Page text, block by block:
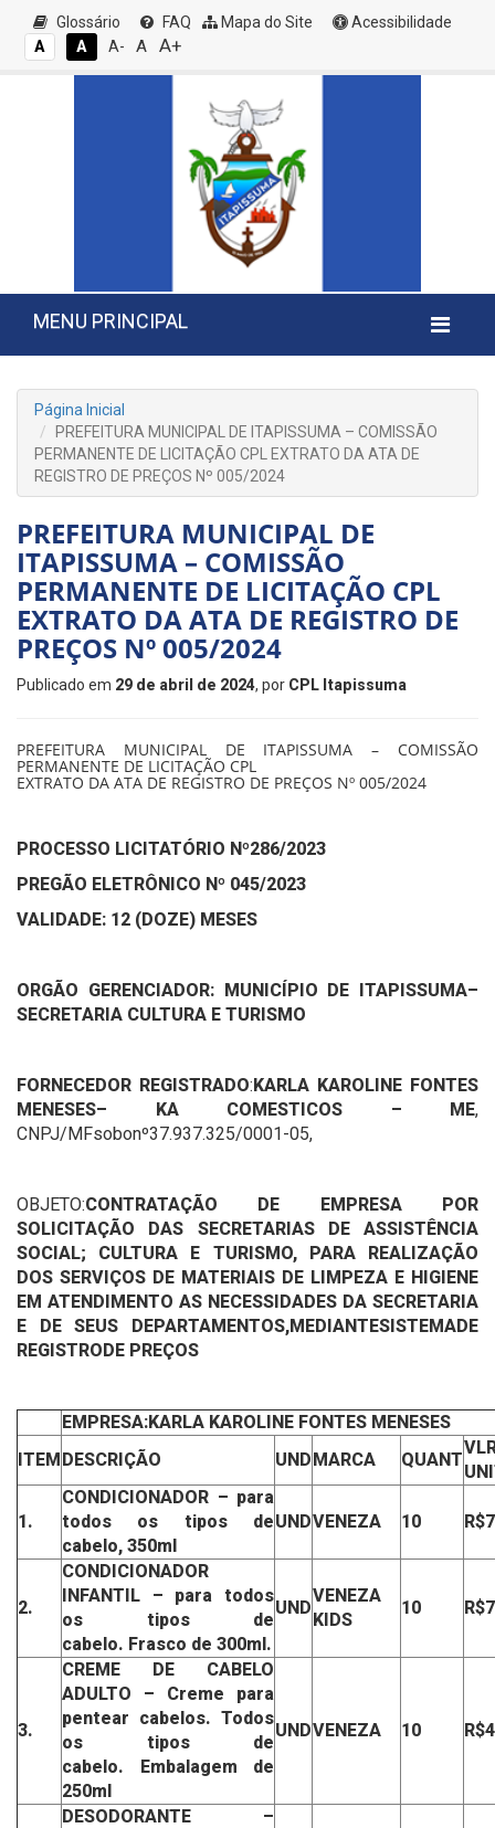
Glossário FAQ Mapa do Site
Acessibilidade
A
A A- A A+
MENU PRINCIPAL
Página Inicial
PREFEITURA MUNICIPAL DE ITAPISSUMA – COMISSÃO
PERMANENTE DE LICITAÇÃO CPL EXTRATO DA ATA DE
REGISTRO DE PREÇOS Nº 005/2024
PREFEITURA MUNICIPAL DE
ITAPISSUMA – COMISSÃO
PERMANENTE DE LICITAÇÃO CPL
EXTRATO DA ATA DE REGISTRO DE
PREÇOS Nº 005/2024
Publicado em 29 de abril de 2024, por CPL Itapissuma
PREFEITURA MUNICIPAL DE ITAPISSUMA – COMISSÃO
PERMANENTE DE LICITAÇÃO CPL
EXTRATO DA ATA DE REGISTRO DE PREÇOS Nº 005/2024
PROCESSO LICITATÓRIO Nº286/2023
PREGÃO ELETRÔNICO Nº 045/2023
VALIDADE: 12 (DOZE) MESES
ORGÃO GERENCIADOR: MUNICÍPIO DE ITAPISSUMA–
SECRETARIA CULTURA E TURISMO
FORNECEDOR REGISTRADO:KARLA KAROLINE FONTES
MENESES– KA COMESTICOS – ME,
CNPJ/MFsobonº37.937.325/0001-05,
OBJETO:CONTRATAÇÃO DE EMPRESA POR
SOLICITAÇÃO DAS SECRETARIAS DE ASSISTÊNCIA
SOCIAL; CULTURA E TURISMO, PARA REALIZAÇÃO
DOS SERVIÇOS DE MATERIAIS DE LIMPEZA E HIGIENE
EM ATENDIMENTO AS NECESSIDADES DA SECRETARIA
E DE SEUS DEPARTAMENTOS,MEDIANTESISTEMADE
REGISTRODE PREÇOS
EMPRESA:KARLA KAROLINE FONTES MENESES
ITEMDESCRIÇÃO UNDMARCA QUANT
1.
CONDICIONADOR – para
todos os tipos de
cabelo, 350ml
UNDVENEZA 10
2.
CONDICIONADOR
INFANTIL
– para todos
os tipos de
cabelo. Frasco de 300ml.
UND
VENEZA
KIDS
10
3.
CREME DE CABELO
ADULTO
– Creme para
pentear cabelos. Todos
os tipos de
cabelo.
Embalagem de
250ml
UNDVENEZA 10
DESODORANTE
–